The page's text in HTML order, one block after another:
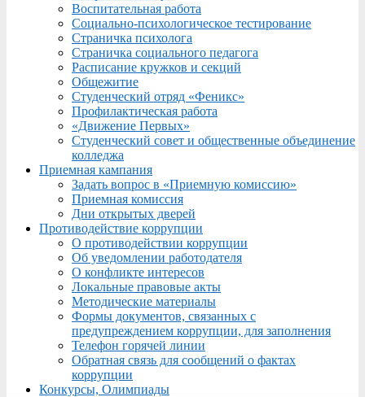
Воспитательная работа
Социально-психологическое тестирование
Страничка психолога
Страничка социального педагога
Расписание кружков и секций
Общежитие
Студенческий отряд «Феникс»
Профилактическая работа
«Движение Первых»
Студенческий совет и общественные объединение
колледжа
Приемная кампания
Задать вопрос в «Приемную комиссию»
Приемная комиссия
Дни открытых дверей
Противодействие коррупции
О противодействии коррупции
Об уведомлении работодателя
О конфликте интересов
Локальные правовые акты
Методические материалы
Формы документов, связанных с
предупреждением коррупции, для заполнения
Телефон горячей линии
Обратная связь для сообщений о фактах
коррупции
Конкурсы, Олимпиады